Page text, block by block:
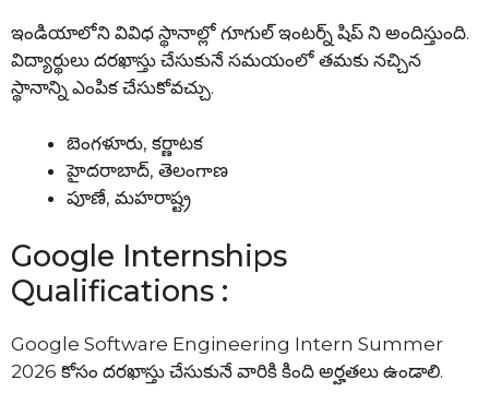
ఇండియాలోని వివిధ స్థానాల్లో గూగుల్ ఇంటర్న్ షిప్ ని అందిస్తుంది.
విద్యార్థులు దరఖాస్తు చేసుకునే సమయంలో తమకు నచ్చిన
స్థానాన్ని ఎంపిక చేసుకోవచ్చు.
బెంగళూరు, కర్ణాటక
హైదరాబాద్, తెలంగాణ
పూణే, మహరాష్ట్ర
Google Internships
Qualifications :
Google Software Engineering Intern Summer
2026 కోసం దరఖాస్తు చేసుకునే వారికి కింది అర్హతలు ఉండాలి.